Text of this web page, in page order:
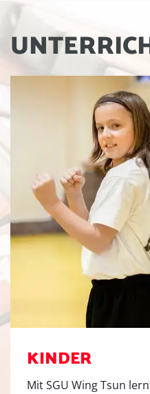
UNTERRIC
KINDER
Mit SGU Wing Tsun